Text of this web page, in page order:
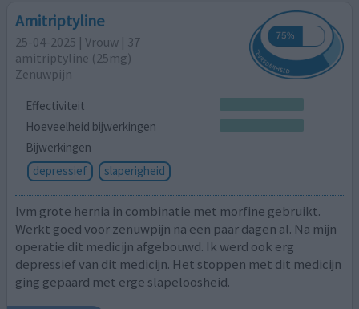
Amitriptyline
25-04-2025 | Vrouw | 37
amitriptyline (25mg)
Zenuwpijn
Effectiviteit
Hoeveelheid bijwerkingen
Bijwerkingen
depressief
slaperigheid
Ivm grote hernia in combinatie met morfine gebruikt.
Werkt goed voor zenuwpijn na een paar dagen al. Na mijn
operatie dit medicijn afgebouwd. Ik werd ook erg
depressief van dit medicijn. Het stoppen met dit medicijn
ging gepaard met erge slapeloosheid.